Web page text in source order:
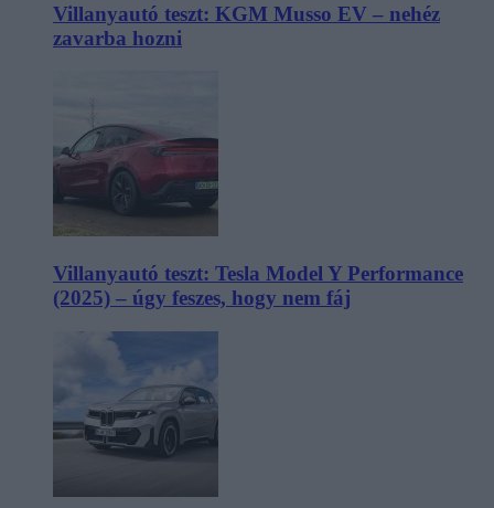
Villanyautó teszt: KGM Musso EV – nehéz
zavarba hozni
Villanyautó teszt: Tesla Model Y Performance
(2025) – úgy feszes, hogy nem fáj